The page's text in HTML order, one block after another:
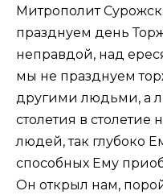
Митрополит
празднуем день
неправдой, над
мы не празднуем
другими людьми, а
столетия в
людей, так глубоко
способных Ему
Он открыл нам,